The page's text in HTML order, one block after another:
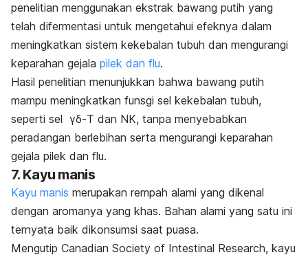
penelitian menggunakan ekstrak bawang putih yang
telah difermentasi untuk mengetahui efeknya dalam
meningkatkan sistem kekebalan tubuh dan mengurangi
keparahan gejala pilek dan flu.
Hasil penelitian menunjukkan bahwa bawang putih
mampu meningkatkan funsgi sel kekebalan tubuh,
seperti sel γδ-T dan NK, tanpa menyebabkan
peradangan berlebihan serta mengurangi keparahan
gejala pilek dan flu.
7. Kayu manis
Kayu manis merupakan rempah alami yang dikenal
dengan aromanya yang khas. Bahan alami yang satu ini
ternyata baik dikonsumsi saat puasa.
Mengutip Canadian Society of Intestinal Research, kayu